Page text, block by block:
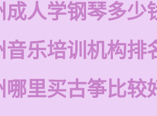
成人学钢琴多少
音乐培训机构排
哪里买古筝比较